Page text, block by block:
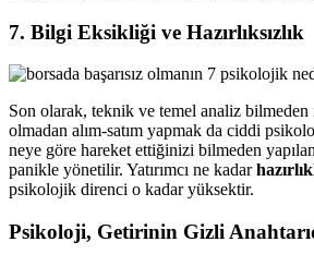
7. Bilgi Eksikliği ve Hazırlıksızlık
Son olarak, teknik ve temel analiz bilmeden
olmadan alım-satım yapmak da ciddi
neye göre hareket ettiğinizi bilmeden
panikle yönetilir. Yatırımcı ne kadar
psikolojik direnci o kadar yüksektir.
Psikoloji, Getirinin Gizli